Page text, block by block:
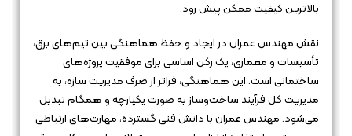
بالاترین کیفیت ممکن پیش رود.
نقش مهندس عمران در ایجاد و حفظ هماهنگی بین تیم‌های برق،
تأسیسات و معماری، یک رکن اساسی برای موفقیت پروژه‌های
ساختمانی است. این هماهنگی، فراتر از صرف مدیریت سازه، به
مدیریت کل فرآیند ساخت‌وساز به صورت یکپارچه و همگام تبدیل
می‌شود. مهندس عمران با دانش فنی گسترده، مهارت‌های ارتباطی